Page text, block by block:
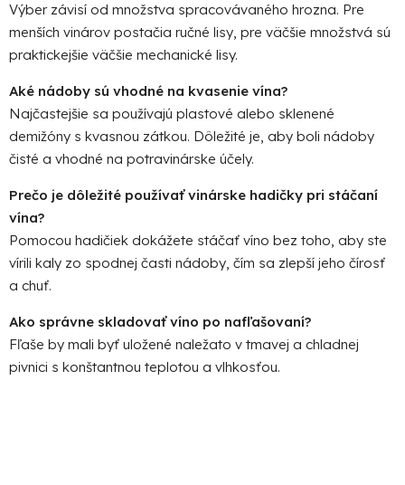
Výber závisí od množstva spracovávaného hrozna. Pre
menších vinárov postačia ručné lisy, pre väčšie množstvá sú
praktickejšie väčšie mechanické lisy.
Aké nádoby sú vhodné na kvasenie vína?
Najčastejšie sa používajú plastové alebo sklenené
demižóny s kvasnou zátkou. Dôležité je, aby boli nádoby
čisté a vhodné na potravinárske účely.
Prečo je dôležité používať vinárske hadičky pri stáčaní
vína?
Pomocou hadičiek dokážete stáčať víno bez toho, aby ste
vírili kaly zo spodnej časti nádoby, čím sa zlepší jeho čírosť
a chuť.
Ako správne skladovať víno po nafľašovaní?
Fľaše by mali byť uložené naležato v tmavej a chladnej
pivnici s konštantnou teplotou a vlhkosťou.